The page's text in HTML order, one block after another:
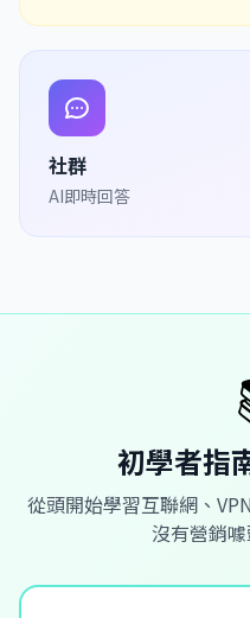
社群
AI即時回答
初學者指
從頭開始學習互聯網、
沒有營銷